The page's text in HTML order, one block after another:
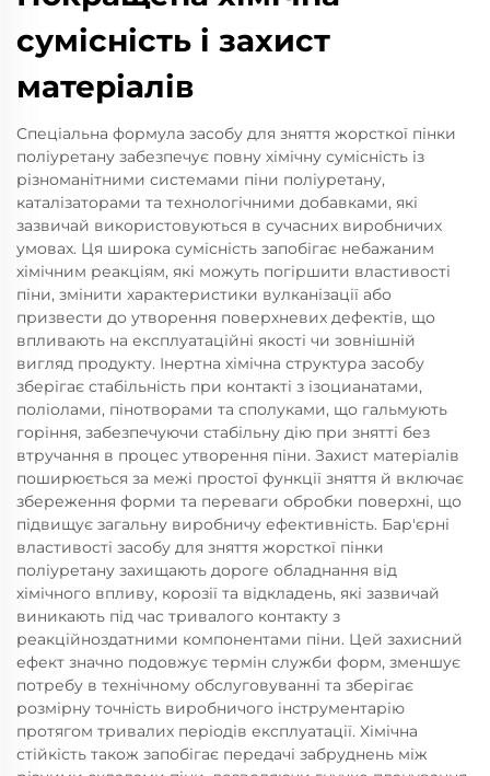
сумісність і захист
матеріалів
Спеціальна формула засобу для зняття жорсткої пінки
поліуретану забезпечує повну хімічну сумісність із
різноманітними системами піни поліуретану,
каталізаторами та технологічними добавками, які
зазвичай використовуються в сучасних виробничих
умовах. Ця широка сумісність запобігає небажаним
хімічним реакціям, які можуть погіршити властивості
піни, змінити характеристики вулканізації або
призвести до утворення поверхневих дефектів, що
впливають на експлуатаційні якості чи зовнішній
вигляд продукту. Інертна хімічна структура засобу
зберігає стабільність при контакті з ізоцианатами,
поліолами, пінотворами та сполуками, що гальмують
горіння, забезпечуючи стабільну дію при знятті без
втручання в процес утворення піни. Захист матеріалів
поширюється за межі простої функції зняття й включає
збереження форми та переваги обробки поверхні, що
підвищує загальну виробничу ефективність. Бар'єрні
властивості засобу для зняття жорсткої пінки
поліуретану захищають дороге обладнання від
хімічного впливу, корозії та відкладень, які зазвичай
виникають під час тривалого контакту з
реакційноздатними компонентами піни. Цей захисний
ефект значно подовжує термін служби форм, зменшує
потребу в технічному обслуговуванні та зберігає
розмірну точність виробничого інструментарію
протягом тривалих періодів експлуатації. Хімічна
стійкість також запобігає передачі забруднень між